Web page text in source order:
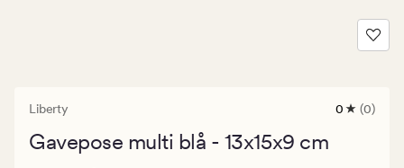
Liberty
0
0 (0)
Gavepose multi blå - 13x15x9 cm